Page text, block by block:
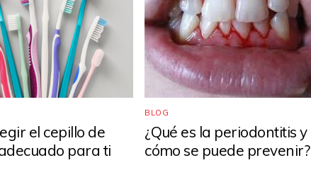
el cepillo de
para ti
BLOG
¿Qué es la periodontitis y
cómo se puede prevenir?